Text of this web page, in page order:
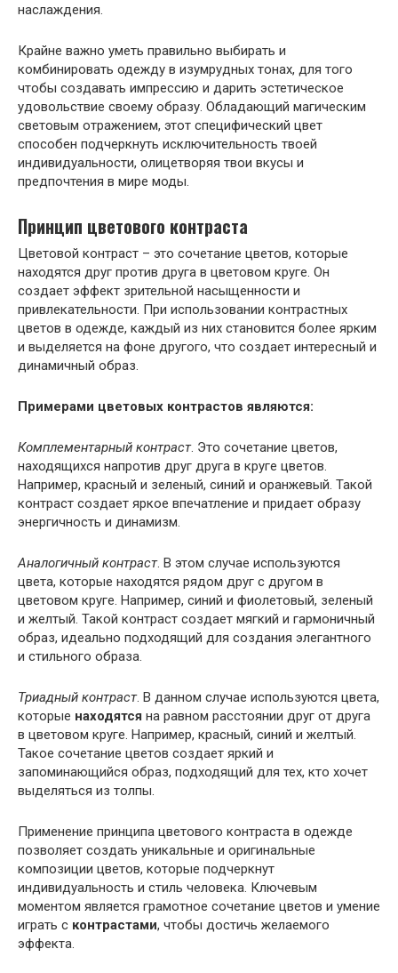
наслаждения.
Крайне важно уметь правильно выбирать и
комбинировать одежду в изумрудных тонах, для того
чтобы создавать импрессию и дарить эстетическое
удовольствие своему образу. Обладающий магическим
световым отражением, этот специфический цвет
способен подчеркнуть исключительность твоей
индивидуальности, олицетворяя твои вкусы и
предпочтения в мире моды.
Принцип цветового контраста
Цветовой контраст – это сочетание цветов, которые
находятся друг против друга в цветовом круге. Он
создает эффект зрительной насыщенности и
привлекательности. При использовании контрастных
цветов в одежде, каждый из них становится более ярким
и выделяется на фоне другого, что создает интересный и
динамичный образ.
Примерами цветовых контрастов являются:
Комплементарный контраст. Это сочетание цветов,
находящихся напротив друг друга в круге цветов.
Например, красный и зеленый, синий и оранжевый. Такой
контраст создает яркое впечатление и придает образу
энергичность и динамизм.
Аналогичный контраст. В этом случае используются
цвета, которые находятся рядом друг с другом в
цветовом круге. Например, синий и фиолетовый, зеленый
и желтый. Такой контраст создает мягкий и гармоничный
образ, идеально подходящий для создания элегантного
и стильного образа.
Триадный контраст. В данном случае используются цвета,
которые находятся на равном расстоянии друг от друга
в цветовом круге. Например, красный, синий и желтый.
Такое сочетание цветов создает яркий и
запоминающийся образ, подходящий для тех, кто хочет
выделяться из толпы.
Применение принципа цветового контраста в одежде
позволяет создать уникальные и оригинальные
композиции цветов, которые подчеркнут
индивидуальность и стиль человека. Ключевым
моментом является грамотное сочетание цветов и умение
играть с контрастами, чтобы достичь желаемого
эффекта.